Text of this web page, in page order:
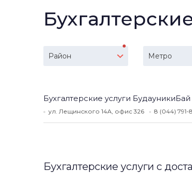
Район Метро
Бухгалтерские услуги БудауникиБай
ул. Лещинского 14А, офис 326 8 (044) 791-
Бухгалтерские услуги с